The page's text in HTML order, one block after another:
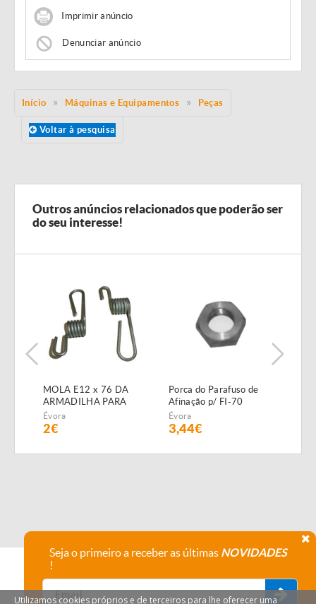
Imprimir anúncio
Denunciar anúncio
Início Máquinas e Equipamentos Peças
Voltar à pesquisa
Outros anúncios relacionados que poderão ser
do seu interesse!
MOLA E12 x 76 DA
ARMADILHA PARA
SEMEADOR
PNEUMÁTICO FIALHO
Évora
2€
Porca do Parafuso de
Afinação p/ FI-70
Évora
3,44€
Seja o primeiro a receber as últimas NOVIDADES
!
Utilizamos cookies próprios e de terceiros para lhe oferecer uma